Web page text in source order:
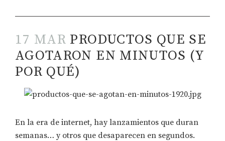
17 MAR PRODUCTOS QUE SE
AGOTARON EN MINUTOS (Y
POR QUÉ)
En la era de internet, hay lanzamientos que duran
semanas… y otros que desaparecen en segundos.